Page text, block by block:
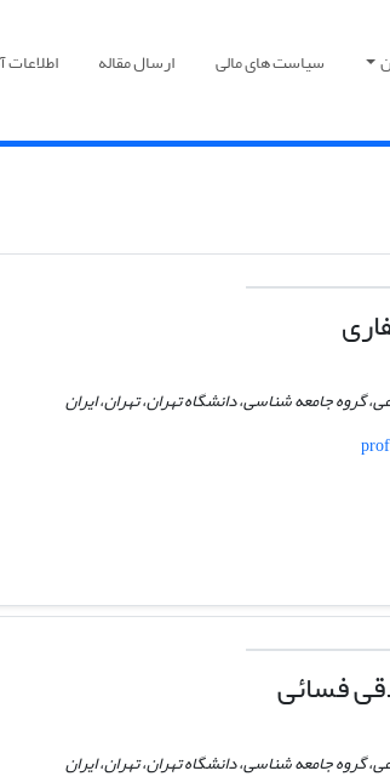
سیاست های مالی ارسال مقاله اطلاعات
گروه جامعه شناسی، دانشگاه تهران، تهران، ایران
فسائی
گروه جامعه شناسی، دانشگاه تهران، تهران، ایران